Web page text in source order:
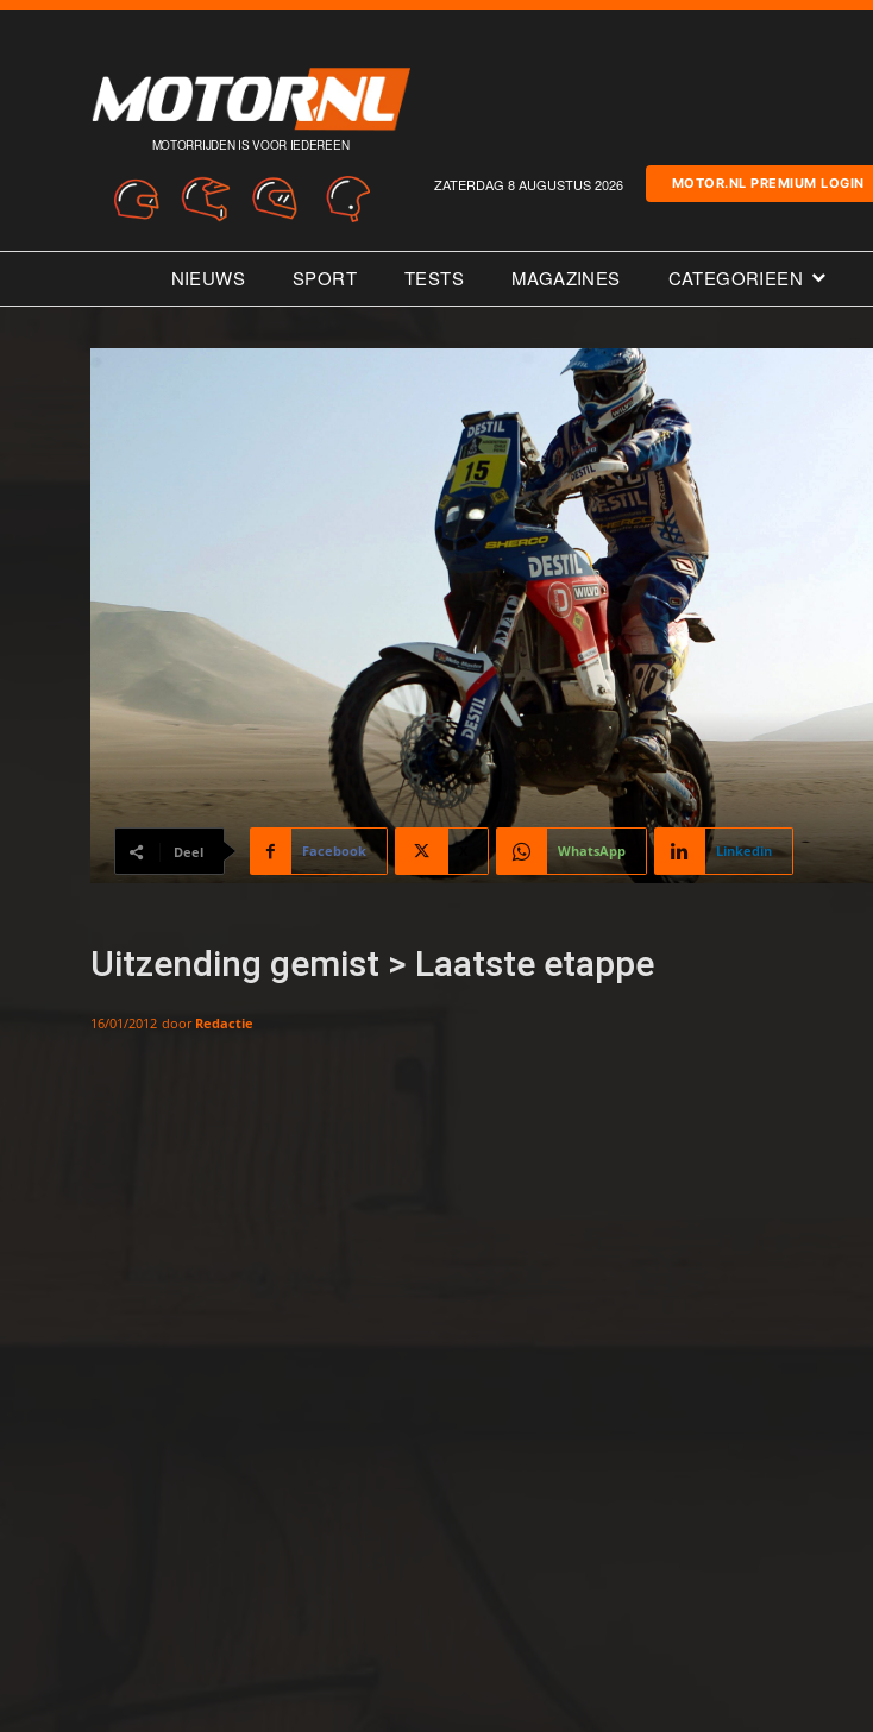
MOTORRIJDEN IS VOOR IEDEREEN
ZATERDAG 8 AUGUSTUS 2026 MOTOR.NL PREMIUM LOGIN
NIEUWS SPORT TESTS MAGAZINES CATEGORIEEN
Deel Facebook WhatsApp Linkedin
Uitzending gemist > Laatste etappe
16/01/2012 door Redactie